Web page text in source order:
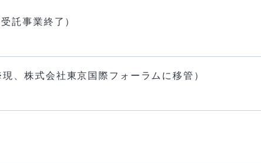
託事業終了）
株式会社東京国際フォーラムに移管）